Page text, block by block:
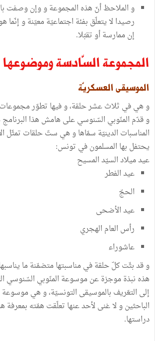
رصيدا لا يتعلّق بفئة اجتماعيّة معيّنة و إنّما
إن ممارسة أو تقبّلا.
المجموعة السّادسة وموضوعها
الموسيقى العسكريّة
و هي في ثلاث عشر حلقة، و فيها تطوّر مجموعات
و قدّم المنّوبي السّنوسي على هامش هذا
المناسبات الدينيّة سمّاها و هي ستّ حلقات تمثّل
يحتفل بها المسلمون في تونس:
عيد ميلاد السيّد المسيح
عيد الفطر
الحجّ
عيد الأضحى
رأس العام الهجري
عاشوراء
و قد بثّت كلّ حلقة في مناسبتها متضمّنة ما
هذه نبذة موجزة عن موسوعة المنّوبي السّنوسي
إلى التعّريف بالموسيقى التونسيّة، و هي موسوعة
الباحثين و لا غنى لأحد عنها تعلّقت همّته
دراستها.